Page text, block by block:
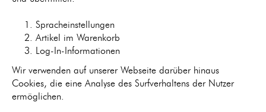
Spracheinstellungen
Artikel im Warenkorb
Log-In-Informationen
Wir verwenden auf unserer Webseite darüber hinaus
Cookies, die eine Analyse des Surfverhaltens der Nutzer
ermöglichen.